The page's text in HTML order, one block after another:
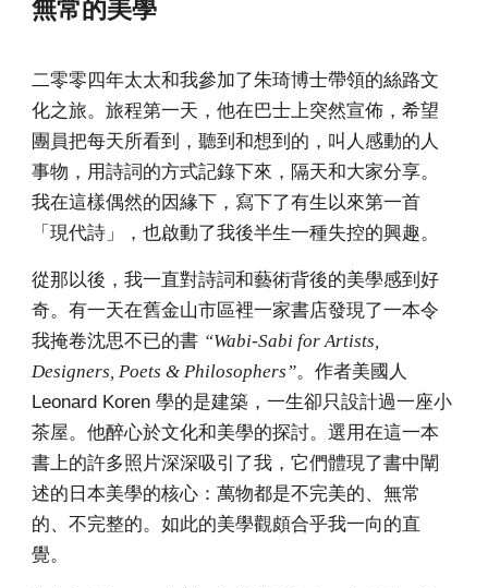
無常的美學
二零零四年太太和我參加了朱琦博士帶領的絲路文
化之旅。旅程第一天，他在巴士上突然宣佈，希望
團員把每天所看到，聽到和想到的，叫人感動的人
事物，用詩詞的方式記錄下來，隔天和大家分享。
我在這樣偶然的因緣下，寫下了有生以來第一首
「現代詩」，也啟動了我後半生一種失控的興趣。
從那以後，我一直對詩詞和藝術背後的美學感到好
奇。有一天在舊金山市區裡一家書店發現了一本令
我掩卷沈思不已的書 “Wabi-Sabi for Artists,
Designers, Poets & Philosophers”。作者美國人
Leonard Koren 學的是建築，一生卻只設計過一座小
茶屋。他醉心於文化和美學的探討。選用在這一本
書上的許多照片深深吸引了我，它們體現了書中闡
述的日本美學的核心：萬物都是不完美的、無常
的、不完整的。如此的美學觀頗合乎我一向的直
覺。